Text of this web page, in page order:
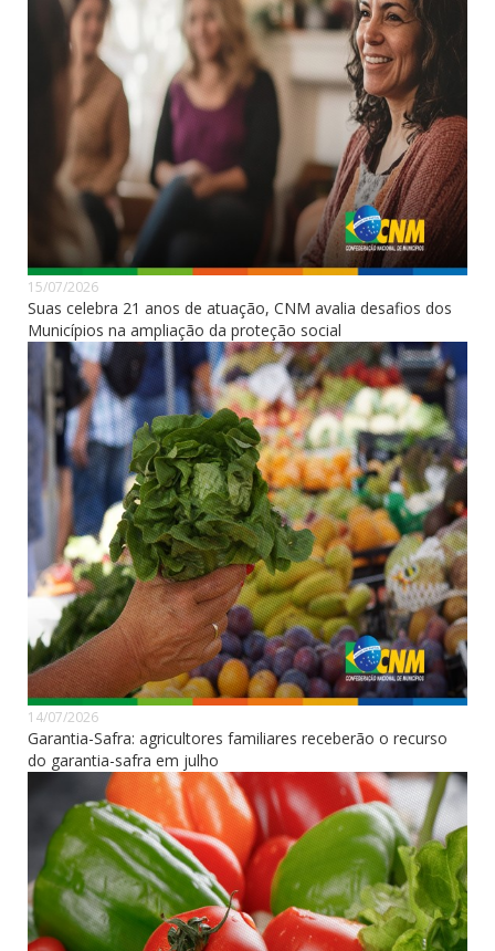
15/07/2026
Suas celebra 21 anos de atuação, CNM avalia desafios dos
Municípios na ampliação da proteção social
14/07/2026
Garantia-Safra: agricultores familiares receberão o recurso
do garantia-safra em julho